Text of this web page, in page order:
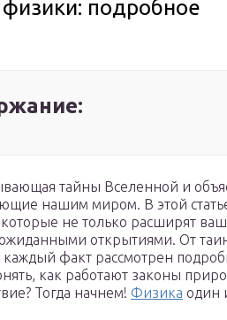
подробное
тайны Вселенной и
нашим миром. В этой
не только расширят
открытиями. От
факт рассмотрен
как работают законы
Тогда начнем! Физика один